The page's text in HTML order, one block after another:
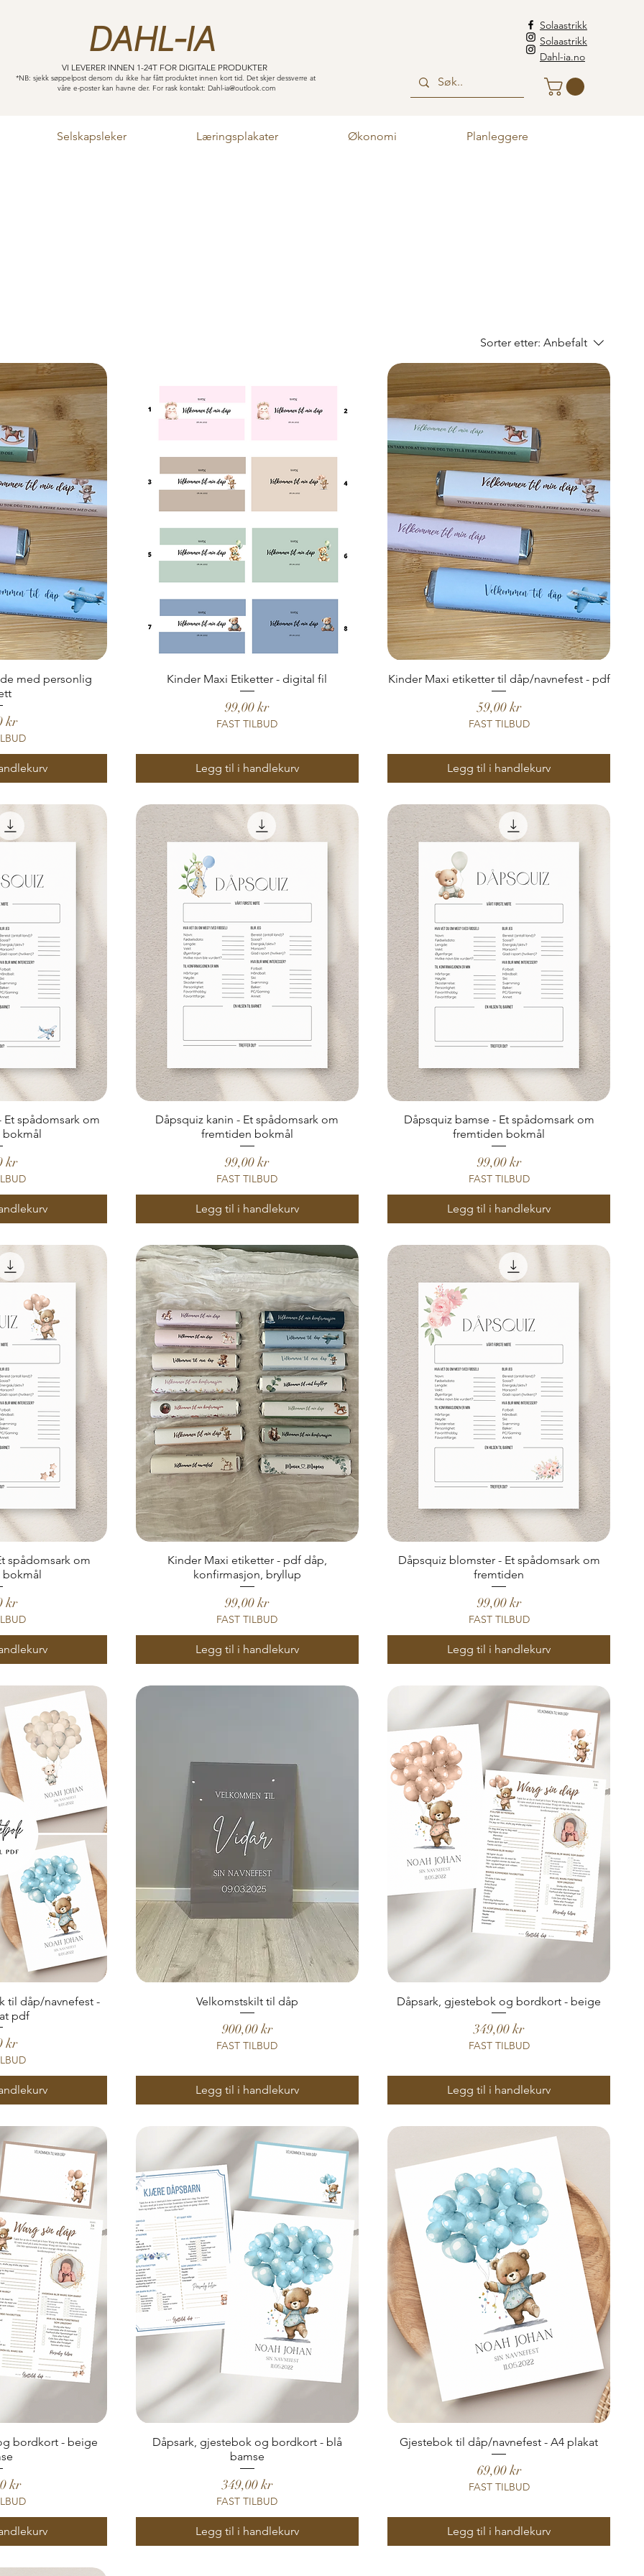
DAHL-IA
Solaastrikk
Solaastrikk
Dahl-ia.no
VI LEVERER INNEN 1-24T FOR DIGITALE PRODUKTER
*NB: sjekk søppelpost dersom du ikke har fått produktet innen kort tid. Det skjer dessverre at
våre e-poster kan havne der. For rask kontakt: Dahl-ia@outlook.com
Selskapsleker Læringsplakater Økonomi Planleggere
Sorter etter: Anbefalt
med personlig
kr
Kinder Maxi Etiketter - digital fil
Pris
99,00 kr
FAST TILBUD
Legg til i handlekurv
Kinder Maxi etiketter til dåp/navnefest - pdf
Pris
59,00 kr
FAST TILBUD
Legg til i handlekurv
spådomsark om
kr
Dåpsquiz kanin - Et spådomsark om
fremtiden bokmål
Pris
99,00 kr
FAST TILBUD
Legg til i handlekurv
Dåpsquiz bamse - Et spådomsark om
fremtiden bokmål
Pris
99,00 kr
FAST TILBUD
Legg til i handlekurv
spådomsark om
kr
Kinder Maxi etiketter - pdf dåp,
konfirmasjon, bryllup
Pris
99,00 kr
FAST TILBUD
Legg til i handlekurv
Dåpsquiz blomster - Et spådomsark om
fremtiden
Pris
99,00 kr
FAST TILBUD
Legg til i handlekurv
til dåp/navnefest -
pdf
kr
Velkomstskilt til dåp
Pris
900,00 kr
FAST TILBUD
Legg til i handlekurv
Dåpsark, gjestebok og bordkort - beige
Pris
349,00 kr
FAST TILBUD
Legg til i handlekurv
bordkort - beige
kr
Dåpsark, gjestebok og bordkort - blå
bamse
Pris
349,00 kr
FAST TILBUD
Legg til i handlekurv
Gjestebok til dåp/navnefest - A4 plakat
Pris
69,00 kr
FAST TILBUD
Legg til i handlekurv